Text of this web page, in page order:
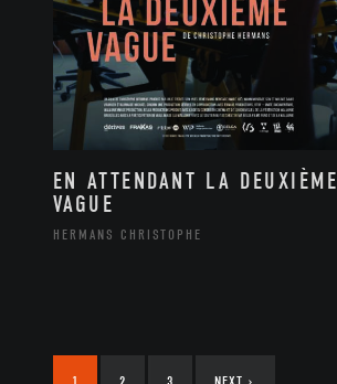
EN ATTENDANT LA DEUXIÈME
VAGUE
HERMANS CHRISTOPHE